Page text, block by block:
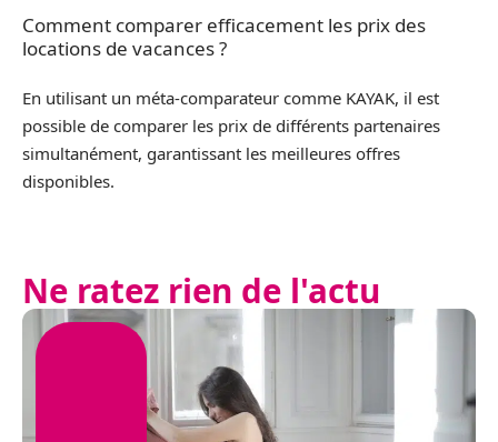
Comment comparer efficacement les prix des
locations de vacances ?
En utilisant un méta-comparateur comme KAYAK, il est
possible de comparer les prix de différents partenaires
simultanément, garantissant les meilleures offres
disponibles.
Ne ratez rien de l'actu